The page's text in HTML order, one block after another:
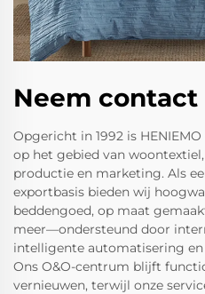
Neem
Opgericht in 1992 is
op het gebied van
productie en marketing. Als
exportbasis bieden wij
beddengoed, op maat
meer—ondersteund door
intelligente automatisering
Ons O&O-centrum blijft
vernieuwen, terwijl onze